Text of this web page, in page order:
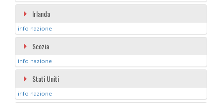
Irlanda
info nazione
Scozia
info nazione
Stati Uniti
info nazione